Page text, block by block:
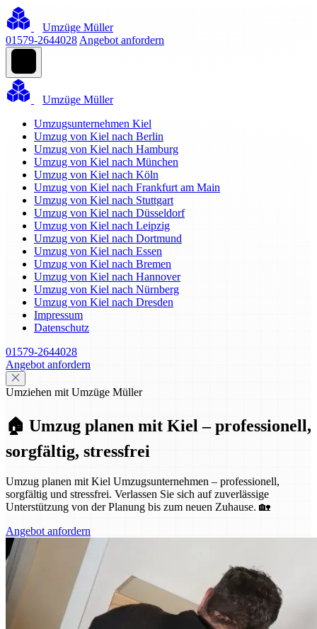
Umzüge Müller
01579-2644028 Angebot anfordern
Umzüge Müller
Umzugsunternehmen Kiel
Umzug von Kiel nach Berlin
Umzug von Kiel nach Hamburg
Umzug von Kiel nach München
Umzug von Kiel nach Köln
Umzug von Kiel nach Frankfurt am Main
Umzug von Kiel nach Stuttgart
Umzug von Kiel nach Düsseldorf
Umzug von Kiel nach Leipzig
Umzug von Kiel nach Dortmund
Umzug von Kiel nach Essen
Umzug von Kiel nach Bremen
Umzug von Kiel nach Hannover
Umzug von Kiel nach Nürnberg
Umzug von Kiel nach Dresden
Impressum
Datenschutz
01579-2644028
Angebot anfordern
Umziehen mit Umzüge Müller
🏠 Umzug planen mit Kiel – professionell,
sorgfältig, stressfrei
Umzug planen mit Kiel Umzugsunternehmen – professionell,
sorgfältig und stressfrei. Verlassen Sie sich auf zuverlässige
Unterstützung von der Planung bis zum neuen Zuhause. 🏡
Angebot anfordern